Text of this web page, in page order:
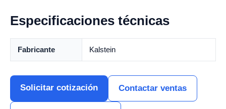
Especificaciones técnicas
Fabricante Kalstein
Solicitar cotización Contactar ventas